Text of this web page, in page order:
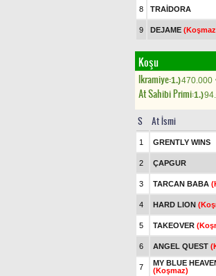
8 TRAİDORA
9 DEJAME
Koşu
Ikramiye:1.)470.000
At Sahibi Primi:1.)
S At İsmi
1 GRENTLY WINS
2 ÇAPGUR
3 TARCAN BABA
4 HARD LION
5 TAKEOVER
6 ANGEL QUEST
7
MY BLUE
(Koşmaz)